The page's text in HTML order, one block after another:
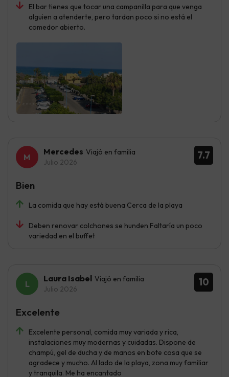
El bar tienes que tocar una campanilla para que venga
alguien a atenderte, pero tardan poco si no está el
comedor abierto.
7.7
Mercedes Viajó en familia
Julio 2026
La comida que hay está buena Cerca de la playa
Deben renovar colchones se hunden Faltaría un poco
variedad en el buffet
Bien
10
Laura Isabel Viajó en familia
Julio 2026
Excelente personal, comida muy variada y rica,
instalaciones muy modernas y cuidadas. Dispone de
champú, gel de ducha y de manos en bote cosa que se
agradece y mucho. Al lado de la playa, zona muy familiar
y tranquila. Me ha encantado
Excelente